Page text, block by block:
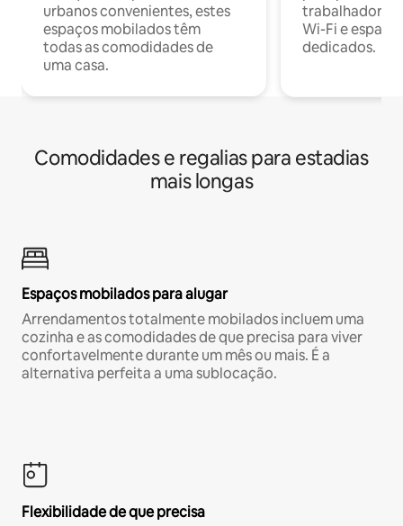
urbanos convenientes, estes
espaços mobilados têm
todas as comodidades de
uma casa.
trabalhadores
Wi-Fi e
dedicados.
Comodidades e regalias para estadias
mais longas
Espaços mobilados para alugar
Arrendamentos totalmente mobilados incluem uma
cozinha e as comodidades de que precisa para viver
confortavelmente durante um mês ou mais. É a
alternativa perfeita a uma sublocação.
Flexibilidade de que precisa